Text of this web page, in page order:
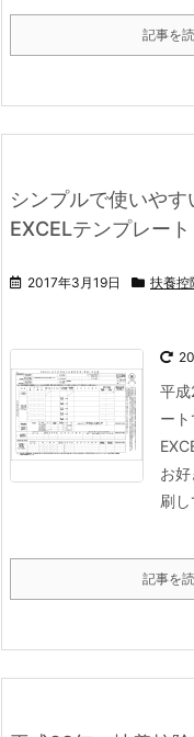
記事を
シンプルで使いや
EXCELテンプレート
2017年3月19日 扶養控
平
ート
お好
刷
記事を